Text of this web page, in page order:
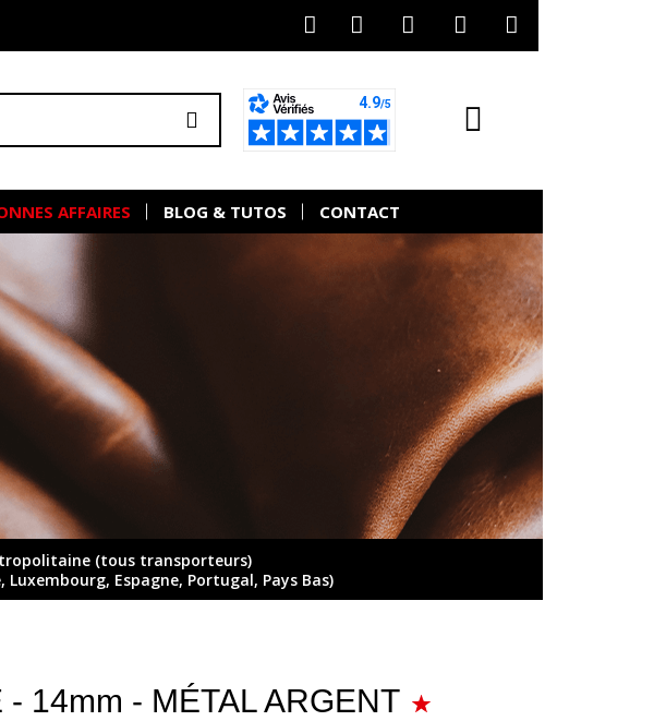
AFFAIRES BLOG & TUTOS CONTACT
(tous transporteurs)
Espagne, Portugal, Pays Bas)
14mm - MÉTAL ARGENT